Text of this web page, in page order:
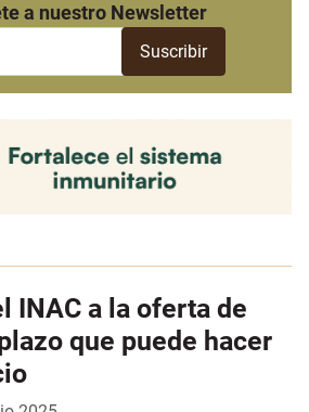
a nuestro Newsletter
INAC a la oferta de
que puede hacer